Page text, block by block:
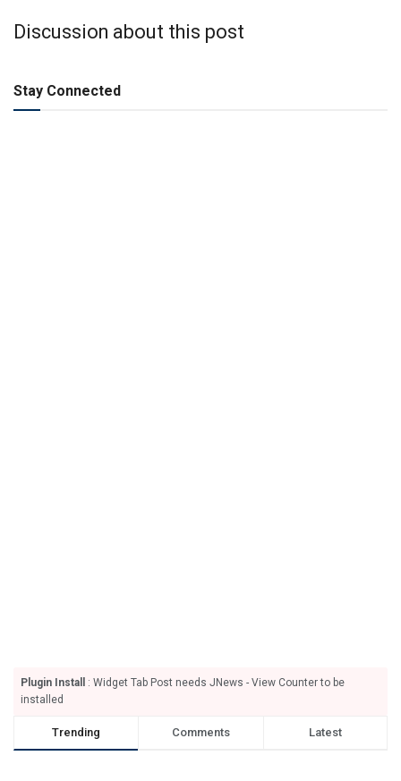
Discussion about this post
Stay Connected
Plugin Install
: Widget Tab Post needs JNews - View Counter to be
installed
Trending Comments Latest